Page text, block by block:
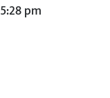
5:28 pm